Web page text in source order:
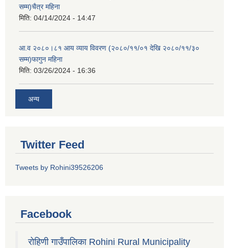
सम्म)चैत्र महिना
मिति: 04/14/2024 - 14:47
आ.व २०८०।८१ आय व्याय विवरण (२०८०/११/०१ देखि २०८०/११/३०
सम्म)फागुन महिना
मिति: 03/26/2024 - 16:36
अन्य
Twitter Feed
Tweets by Rohini39526206
Facebook
रोहिणी गाउँपालिका Rohini Rural Municipality